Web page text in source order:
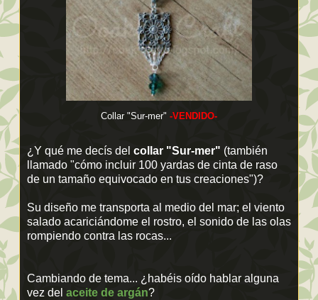
Collar "Sur-mer" -VENDIDO-
¿Y qué me decís del collar "Sur-mer" (también
llamado "cómo incluir 100 yardas de cinta de raso
de un tamaño equivocado en tus creaciones")?
Su diseño me transporta al medio del mar; el viento
salado acariciándome el rostro, el sonido de las olas
rompiendo contra las rocas...
Cambiando de tema... ¿habéis oído hablar alguna
vez del aceite de argán?